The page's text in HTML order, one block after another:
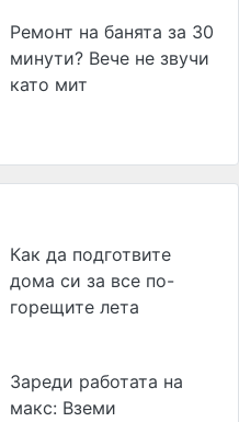
Ремонт на банята за 30
минути? Вече не звучи
като мит
Как да подготвите
дома си за все по-
горещите лета
Зареди работата на
макс: Вземи